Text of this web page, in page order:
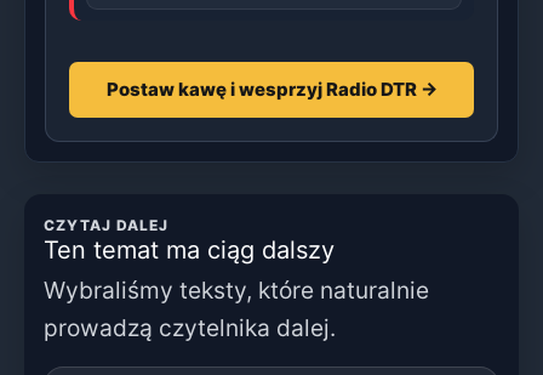
Postaw kawę i wesprzyj Radio DTR →
CZYTAJ DALEJ
Ten temat ma ciąg dalszy
Wybraliśmy teksty, które naturalnie
prowadzą czytelnika dalej.